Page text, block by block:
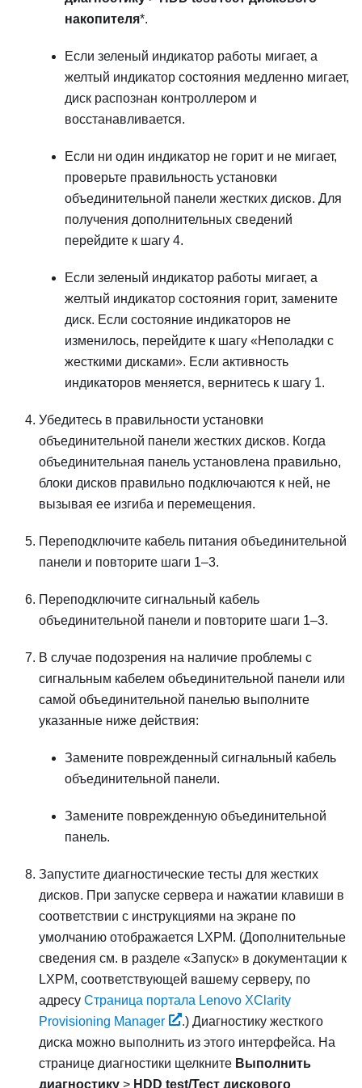
накопителя*.
Если зеленый индикатор работы мигает, а
желтый индикатор состояния медленно мигает,
диск распознан контроллером и
восстанавливается.
Если ни один индикатор не горит и не мигает,
проверьте правильность установки
объединительной панели жестких дисков. Для
получения дополнительных сведений
перейдите к шагу 4.
Если зеленый индикатор работы мигает, а
желтый индикатор состояния горит, замените
диск. Если состояние индикаторов не
изменилось, перейдите к шагу «Неполадки с
жесткими дисками». Если активность
индикаторов меняется, вернитесь к шагу 1.
Убедитесь в правильности установки
объединительной панели жестких дисков. Когда
объединительная панель установлена правильно,
блоки дисков правильно подключаются к ней, не
вызывая ее изгиба и перемещения.
Переподключите кабель питания объединительной
панели и повторите шаги 1–3.
Переподключите сигнальный кабель
объединительной панели и повторите шаги 1–3.
В случае подозрения на наличие проблемы с
сигнальным кабелем объединительной панели или
самой объединительной панелью выполните
указанные ниже действия:
Замените поврежденный сигнальный кабель
объединительной панели.
Замените поврежденную объединительной
панель.
Запустите диагностические тесты для жестких
дисков. При запуске сервера и нажатии клавиши в
соответствии с инструкциями на экране по
умолчанию отображается LXPM. (Дополнительные
сведения см. в разделе «Запуск» в документации к
LXPM, соответствующей вашему серверу, по
адресу Страница портала Lenovo XClarity
Provisioning Manager
.)Диагностику жесткого
диска можно выполнить из этого интерфейса. На
странице диагностики щелкните Выполнить
диагностику > HDD test/Тест дискового